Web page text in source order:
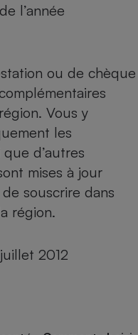
l’année
ou de chèque
Vous y
les
d’autres
mises à jour
souscrire dans
région.
juillet 2012